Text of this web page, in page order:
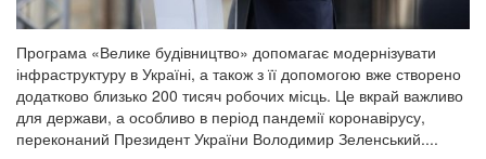
Програма «Велике будівництво» допомагає модернізувати
інфраструктуру в Україні, а також з її допомогою вже створено
додатково близько 200 тисяч робочих місць. Це вкрай важливо
для держави, а особливо в період пандемії коронавірусу,
переконаний Президент України Володимир Зеленський....